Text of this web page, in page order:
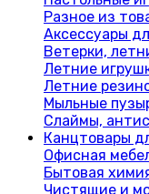
Разное из
Аксессуары
Ветерки,
Летние
Летние
Мыльные
Слаймы,
Канцтовары
Офисная
Бытовая
Чистящие и